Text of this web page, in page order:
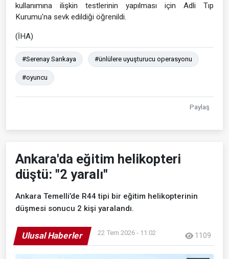
kullanımına ilişkin testlerinin yapılması için Adli Tıp
Kurumu'na sevk edildiği öğrenildi.
(İHA)
#Serenay Sarıkaya #ünlülere uyuşturucu operasyonu
#oyuncu
Paylaş
Ankara'da eğitim helikopteri
düştü: "2 yaralı"
Ankara Temelli’de R44 tipi bir eğitim helikopterinin
düşmesi sonucu 2 kişi yaralandı.
Ulusal Haberler 22 Tem 2026 - 11:02 1109